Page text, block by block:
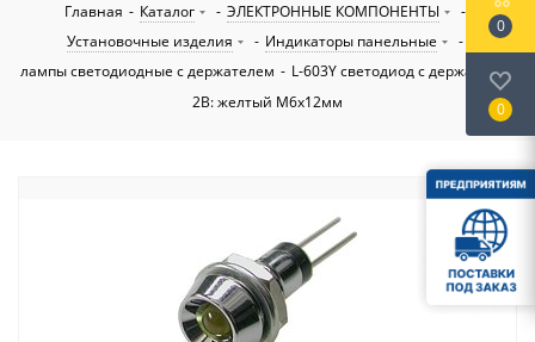
Главная - Каталог - ЭЛЕКТРОННЫЕ КОМПОНЕНТЫ
-
Установочные изделия
- Индикаторы панельные
-
лампы светодиодные с держателем - L-603Y светодиод с держателем
2В: желтый M6x12мм
0
0